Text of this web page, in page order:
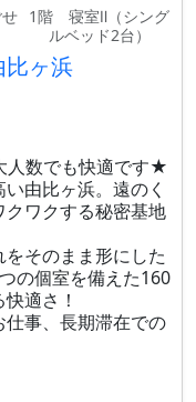
1階 寝室Ⅱ（シング
ルベッド2台）
比ヶ浜
人数でも快適です★
由比ヶ浜。遠のく
ワクする秘密基地
そのまま形にした
の個室を備えた160
適さ！
事、長期滞在での